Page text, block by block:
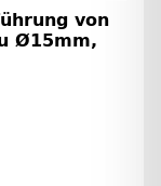
von
Ø15mm,